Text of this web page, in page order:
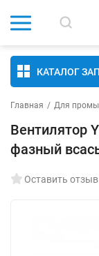
КАТАЛОГ
Главная / Для
Вентилятор
фазный
Оставить отзыв